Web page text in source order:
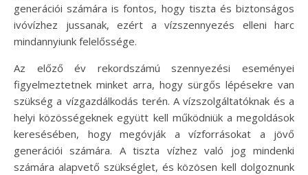
generációi számára is fontos, hogy tiszta és biztonságos
ivóvízhez jussanak, ezért a vízszennyezés elleni harc
mindannyiunk felelőssége.
Az előző év rekordszámú szennyezési eseményei
figyelmeztetnek minket arra, hogy sürgős lépésekre van
szükség a vízgazdálkodás terén. A vízszolgáltatóknak és a
helyi közösségeknek együtt kell működniük a megoldások
keresésében, hogy megóvják a vízforrásokat a jövő
generációi számára. A tiszta vízhez való jog mindenki
számára alapvető szükséglet, és közösen kell dolgoznunk